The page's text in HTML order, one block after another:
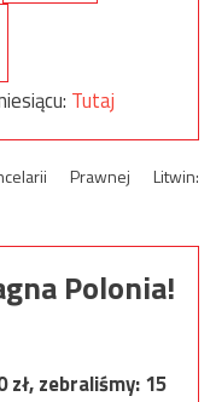
Tutaj
Prawnej Litwin:
Polonia!
zł, zebraliśmy:15